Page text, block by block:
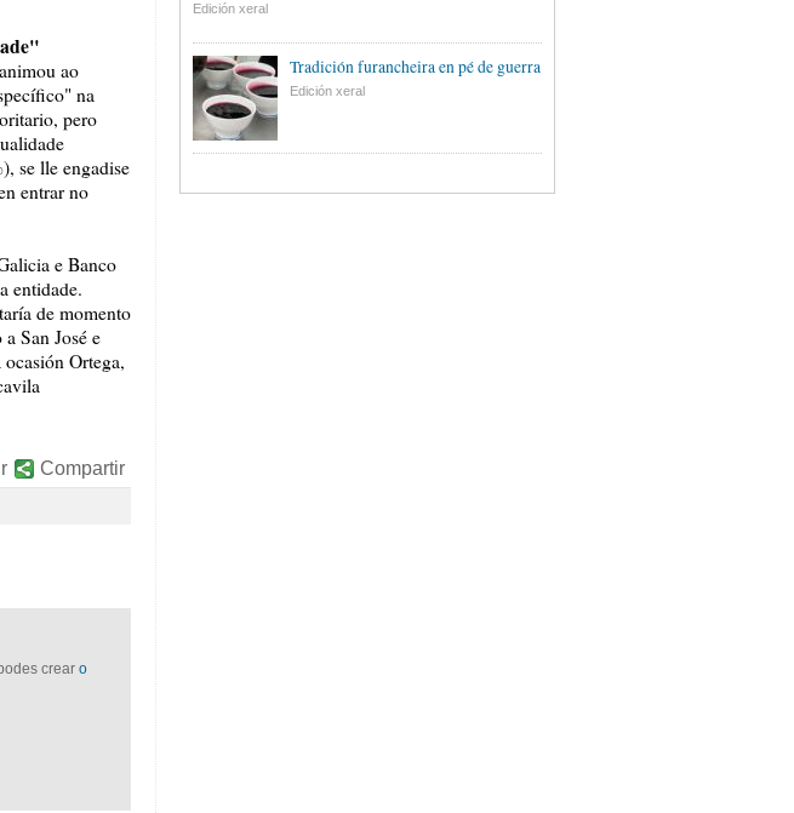
ao
na
pero
se lle engadise
entrar no
e Banco
entidade.
de momento
San José e
Ortega,
Compartir
crear o
Edición xeral
Tradición furancheira en pé de guerra
Edición xeral